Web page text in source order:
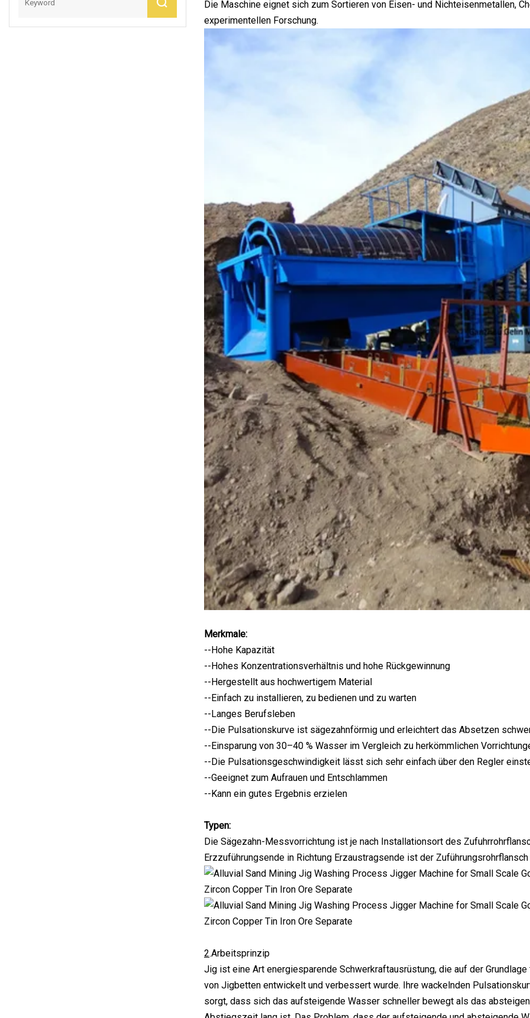
Die Maschine eignet sich zum Sortieren von Eisen- und Nichteisenmetallen,
experimentellen Forschung.
Merkmale:
--Hohe Kapazität
--Hohes Konzentrationsverhältnis und hohe Rückgewinnung
--Hergestellt aus hochwertigem Material
--Einfach zu installieren, zu bedienen und zu warten
--Langes Berufsleben
--Die Pulsationskurve ist sägezahnförmig und erleichtert das Absetzen
--Einsparung von 30–40 % Wasser im Vergleich zu herkömmlichen
--Die Pulsationsgeschwindigkeit lässt sich sehr einfach über den Regler
--Geeignet zum Aufrauen und Entschlammen
--Kann ein gutes Ergebnis erzielen
Typen:
Die Sägezahn-Messvorrichtung ist je nach Installationsort des
Erzzuführungsende in Richtung Erzaustragsende ist der
2.Arbeitsprinzip
Jig ist eine Art energiesparende Schwerkraftausrüstung, die auf der
von Jigbetten entwickelt und verbessert wurde. Ihre wackelnden
sorgt, dass sich das aufsteigende Wasser schneller bewegt als das